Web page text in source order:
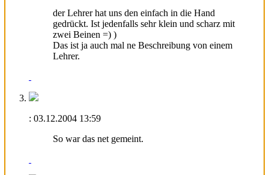
der Lehrer hat uns den einfach in die Hand
gedrückt. Ist jedenfalls sehr klein und scharz mit
zwei Beinen =) )
Das ist ja auch mal ne Beschreibung von einem
Lehrer.
: 03.12.2004 13:59
So war das net gemeint.